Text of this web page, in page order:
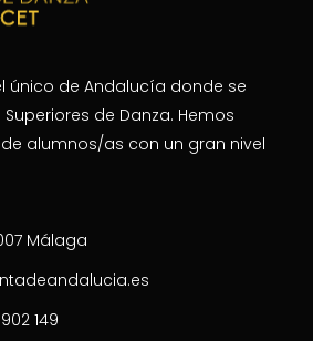
único de Andalucía donde se
de Danza. Hemos
alumnos/as con un gran nivel
Málaga
149